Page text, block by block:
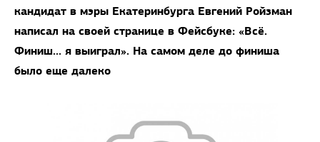
кандидат в мэры Екатеринбурга Евгений Ройзман
написал на своей странице в Фейсбуке: «Всё.
Финиш... я выиграл». На самом деле до финиша
было еще далеко